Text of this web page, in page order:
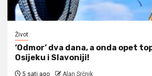
Život
‘Odmor’ dva dana, a onda opet
Osijeku i Slavoniji!
5 sati ago Alan Srčnik